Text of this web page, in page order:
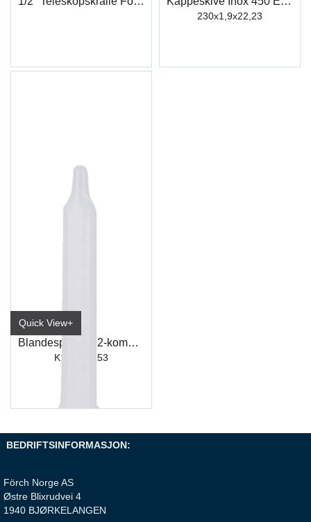
230x1,9x22,23
Quick View+
Blandespiss for 2-komponent plastlim
K151 / K153
BEDRIFTSINFORMASJON:
Förch Norge AS
Østre Blixrudvei 4
1940 BJØRKELANGEN